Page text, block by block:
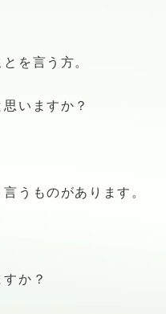
を言う方。
いますか？
うものがあります。
か？